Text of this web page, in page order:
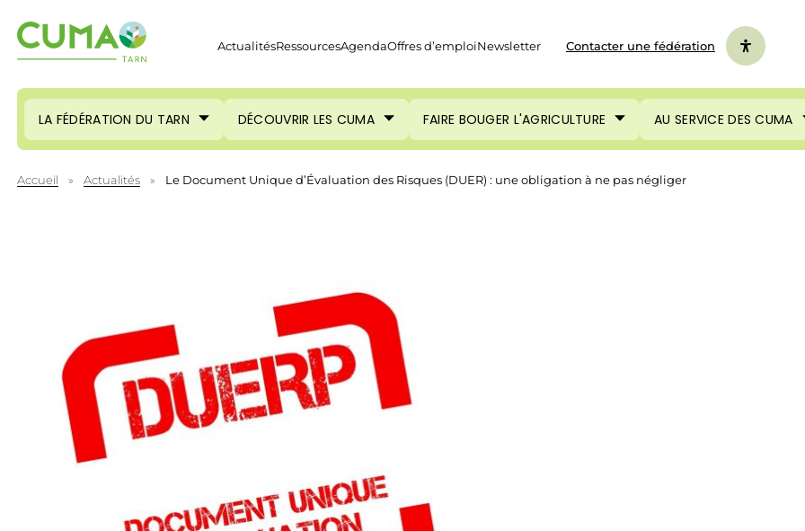
ActualitésRessourcesAgendaOffres d’emploiNewsletter Contacter une fédération
LA FÉDÉRATION DU TARN DÉCOUVRIR LES CUMA FAIRE BOUGER L'AGRICULTURE AU SERVICE DES CUMA
Accueil » Actualités » Le Document Unique d’Évaluation des Risques (DUER) : une obligation à ne pas négliger